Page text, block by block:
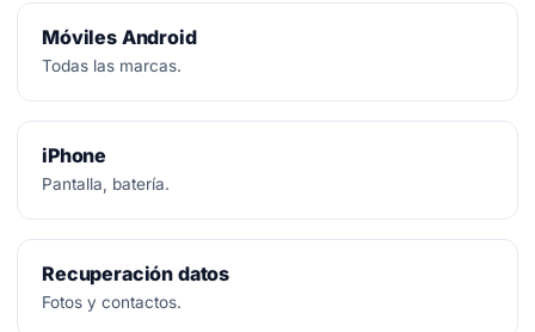
Móviles Android
Todas las marcas.
iPhone
Pantalla, batería.
Recuperación datos
Fotos y contactos.